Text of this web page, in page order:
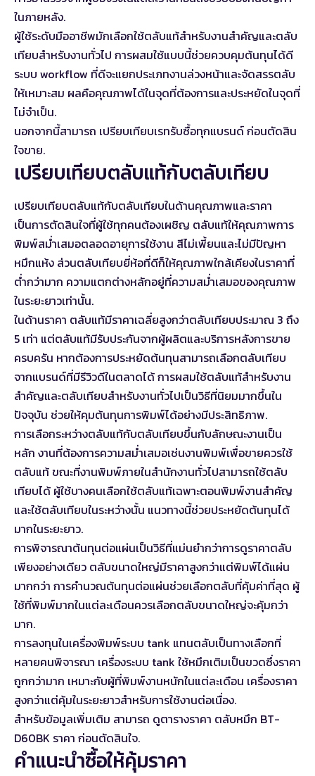
ในภายหลัง.
ผู้ใช้ระดับมืออาชีพมักเลือกใช้ตลับแท้สำหรับงานสำคัญและตลับ
เทียบสำหรับงานทั่วไป การผสมใช้แบบนี้ช่วยควบคุมต้นทุนได้ดี
ระบบ workflow ที่ดีจะแยกประเภทงานล่วงหน้าและจัดสรรตลับ
ให้เหมาะสม ผลคือคุณภาพได้ในจุดที่ต้องการและประหยัดในจุดที่
ไม่จำเป็น.
นอกจากนี้สามารถ เปรียบเทียบเรทรับซื้อทุกแบรนด์ก่อนตัดสิน
ใจขาย.
เปรียบเทียบตลับแท้กับตลับเทียบ
เปรียบเทียบตลับแท้กับตลับเทียบในด้านคุณภาพและราคา
เป็นการตัดสินใจที่ผู้ใช้ทุกคนต้องเผชิญ ตลับแท้ให้คุณภาพการ
พิมพ์สม่ำเสมอตลอดอายุการใช้งาน สีไม่เพี้ยนและไม่มีปัญหา
หมึกแห้ง ส่วนตลับเทียบยี่ห้อที่ดีก็ให้คุณภาพใกล้เคียงในราคาที่
ต่ำกว่ามาก ความแตกต่างหลักอยู่ที่ความสม่ำเสมอของคุณภาพ
ในระยะยาวเท่านั้น.
ในด้านราคา ตลับแท้มีราคาเฉลี่ยสูงกว่าตลับเทียบประมาณ 3 ถึง
5 เท่า แต่ตลับแท้มีรับประกันจากผู้ผลิตและบริการหลังการขาย
ครบครัน หากต้องการประหยัดต้นทุนสามารถเลือกตลับเทียบ
จากแบรนด์ที่มีรีวิวดีในตลาดได้ การผสมใช้ตลับแท้สำหรับงาน
สำคัญและตลับเทียบสำหรับงานทั่วไปเป็นวิธีที่นิยมมากขึ้นใน
ปัจจุบัน ช่วยให้คุมต้นทุนการพิมพ์ได้อย่างมีประสิทธิภาพ.
การเลือกระหว่างตลับแท้กับตลับเทียบขึ้นกับลักษณะงานเป็น
หลัก งานที่ต้องการความสม่ำเสมอเช่นงานพิมพ์เพื่อขายควรใช้
ตลับแท้ ขณะที่งานพิมพ์ภายในสำนักงานทั่วไปสามารถใช้ตลับ
เทียบได้ ผู้ใช้บางคนเลือกใช้ตลับแท้เฉพาะตอนพิมพ์งานสำคัญ
และใช้ตลับเทียบในระหว่างนั้น แนวทางนี้ช่วยประหยัดต้นทุนได้
มากในระยะยาว.
การพิจารณาต้นทุนต่อแผ่นเป็นวิธีที่แม่นยำกว่าการดูราคาตลับ
เพียงอย่างเดียว ตลับขนาดใหญ่มีราคาสูงกว่าแต่พิมพ์ได้แผ่น
มากกว่า การคำนวณต้นทุนต่อแผ่นช่วยเลือกตลับที่คุ้มค่าที่สุด ผู้
ใช้ที่พิมพ์มากในแต่ละเดือนควรเลือกตลับขนาดใหญ่จะคุ้มกว่า
มาก.
การลงทุนในเครื่องพิมพ์ระบบ tank แทนตลับเป็นทางเลือกที่
หลายคนพิจารณา เครื่องระบบ tank ใช้หมึกเติมเป็นขวดซึ่งราคา
ถูกกว่ามาก เหมาะกับผู้ที่พิมพ์งานหนักในแต่ละเดือน เครื่องราคา
สูงกว่าแต่คุ้มในระยะยาวสำหรับการใช้งานต่อเนื่อง.
สำหรับข้อมูลเพิ่มเติม สามารถ ดูตารางราคา ตลับหมึก BT-
D60BK ราคา ก่อนตัดสินใจ.
คำแนะนำซื้อให้คุ้มราคา